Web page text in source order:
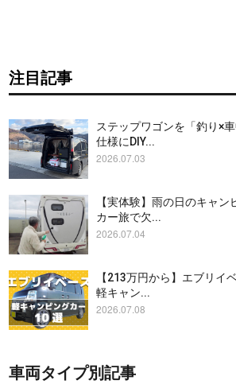
注目記事
ステップワゴンを「釣り×車
仕様にDIY...
2026.07.03
【実体験】雨の日のキャン
カー旅で欠...
2026.07.04
【213万円から】エブリイ
軽キャン...
2026.07.08
車両タイプ別記事